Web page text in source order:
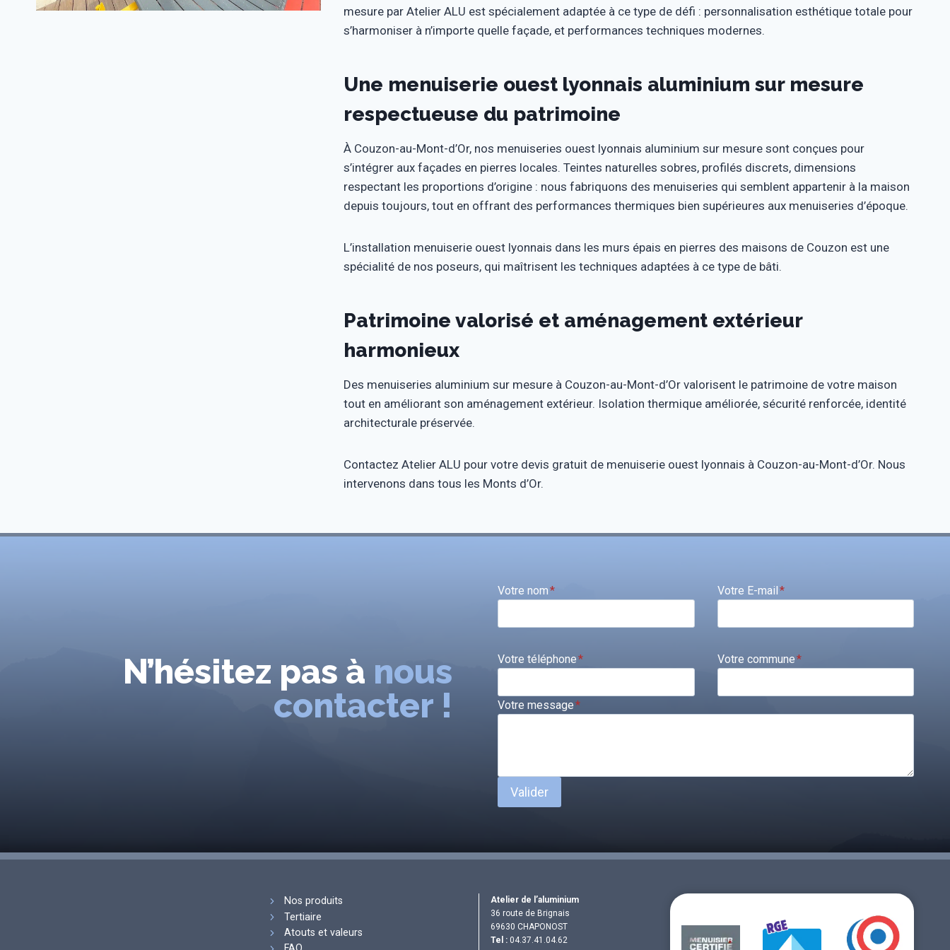
mesure par Atelier ALU est spécialement adaptée à ce type de défi : personnalisation esthétique totale pour
s’harmoniser à n’importe quelle façade, et performances techniques modernes.
Une menuiserie ouest lyonnais aluminium sur mesure
respectueuse du patrimoine
À Couzon-au-Mont-d’Or, nos menuiseries ouest lyonnais aluminium sur mesure sont conçues pour
s’intégrer aux façades en pierres locales. Teintes naturelles sobres, profilés discrets, dimensions
respectant les proportions d’origine : nous fabriquons des menuiseries qui semblent appartenir à la maison
depuis toujours, tout en offrant des performances thermiques bien supérieures aux menuiseries d’époque.
L’installation menuiserie ouest lyonnais dans les murs épais en pierres des maisons de Couzon est une
spécialité de nos poseurs, qui maîtrisent les techniques adaptées à ce type de bâti.
Patrimoine valorisé et aménagement extérieur
harmonieux
Des menuiseries aluminium sur mesure à Couzon-au-Mont-d’Or valorisent le patrimoine de votre maison
tout en améliorant son aménagement extérieur. Isolation thermique améliorée, sécurité renforcée, identité
architecturale préservée.
Contactez Atelier ALU pour votre devis gratuit de menuiserie ouest lyonnais à Couzon-au-Mont-d’Or. Nous
intervenons dans tous les Monts d’Or.
N’hésitez pas à nous
contacter !
Votre nom* Votre E-mail*
Votre téléphone* Votre commune*
Votre message*
Valider
Nos produits
Tertiaire
Atouts et valeurs
Atelier de l’aluminium
36 route de Brignais
69630 CHAPONOST
Tel :04.37.41.04.62